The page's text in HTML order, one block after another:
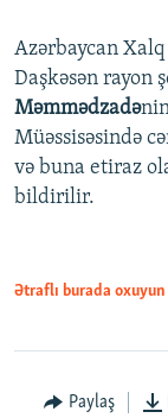
Auto
Azərbaycan Xalq
Daşkəsən rayon
Məmmədzadə
Müəssisəsində
və buna etiraz
bildirilir.
Ətraflı burada oxuyun
Paylaş